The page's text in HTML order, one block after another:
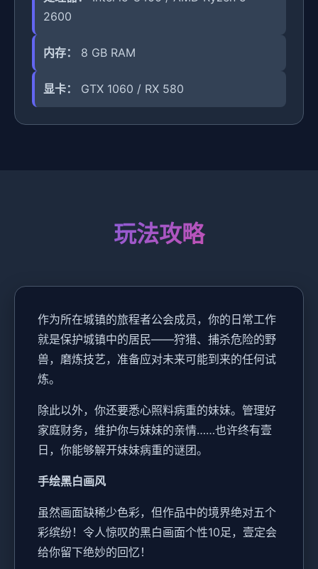
2600
内存： 8 GB RAM
显卡： GTX 1060 / RX 580
玩法攻略
作为所在城镇的旅程者公会成员，你的日常工作
就是保护城镇中的居民——狩猎、捕杀危险的野
兽，磨炼技艺，准备应对未来可能到来的任何试
炼。
除此以外，你还要悉心照料病重的妹妹。管理好
家庭财务，维护你与妹妹的亲情……也许终有壹
日，你能够解开妹妹病重的谜团。
手绘黑白画风
虽然画面缺稀少色彩，但作品中的境界绝对五个
彩缤纷！令人惊叹的黑白画面个性10足，壹定会
给你留下绝妙的回忆！